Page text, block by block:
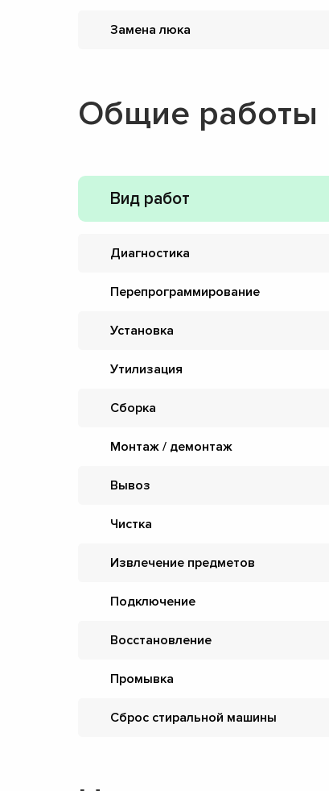
Замена люка
Общие работы
Вид работ
Диагностика
Перепрограммирование
Установка
Утилизация
Сборка
Монтаж / демонтаж
Вывоз
Чистка
Извлечение предметов
Подключение
Восстановление
Промывка
Сброс стиральной машины